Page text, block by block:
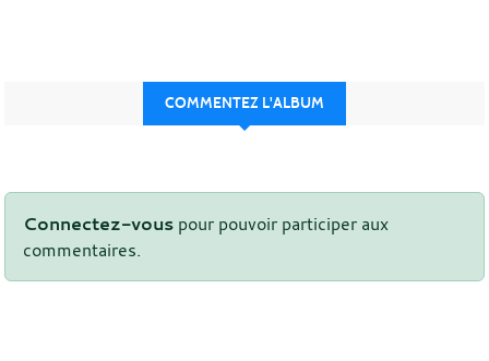
COMMENTEZ L'ALBUM
Connectez-vous pour pouvoir participer aux
commentaires.